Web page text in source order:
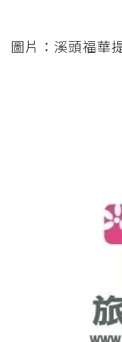
圖片：溪頭福華